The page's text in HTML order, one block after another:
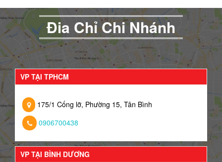
Đia Chỉ Chi Nhánh
VP TẠI TPHCM
175/1 Cống lỡ, Phường 15, Tân Bình
0906700438
VP TẠI BÌNH DƯƠNG